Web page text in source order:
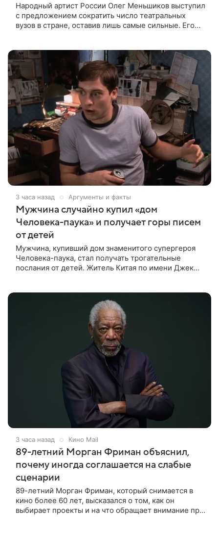
Народный артист России Олег Меньшиков выступил
с предложением сократить число театральных
вузов в стране, оставив лишь самые сильные. Его
3 часа назад Аргументы и факты
Мужчина случайно купил «дом
Человека-паука» и получает горы писем
от детей
Мужчина, купивший дом знаменитого супергероя
Человека-паука, стал получать трогательные
послания от детей. Житель Китая по имени Джек
3 часа назад Кино Mail
89-летний Морган Фриман объяснил,
почему иногда соглашается на слабые
сценарии
89-летний Морган Фриман, который снимается в
кино более 60 лет, высказался о том, как он
выбирает проекты и на что обращает внимание при